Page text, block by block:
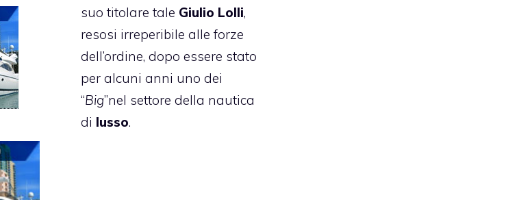
suo titolare tale Giulio Lolli,
resosi irreperibile alle forze
dell’ordine, dopo essere stato
per alcuni anni uno dei
“Big”nel settore della nautica
di lusso.